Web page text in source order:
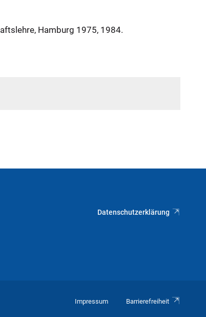
Hamburg 1975, 1984.
Datenschutzerklärung
Impressum Barrierefreiheit